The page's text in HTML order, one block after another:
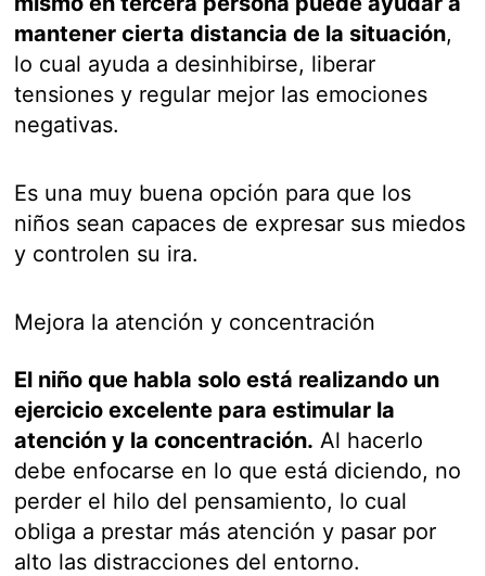
mantener cierta distancia de la situación,
lo cual ayuda a desinhibirse, liberar
tensiones y regular mejor las emociones
negativas.
Es una muy buena opción para que los
niños sean capaces de expresar sus miedos
y controlen su ira.
Mejora la atención y concentración
El niño que habla solo está realizando un
ejercicio excelente para estimular la
atención y la concentración. Al hacerlo
debe enfocarse en lo que está diciendo, no
perder el hilo del pensamiento, lo cual
obliga a prestar más atención y pasar por
alto las distracciones del entorno.